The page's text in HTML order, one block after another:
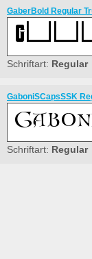
GaberBold Regular
Schriftart: Regular
GaboniSCapsSSK
Schriftart: Regular